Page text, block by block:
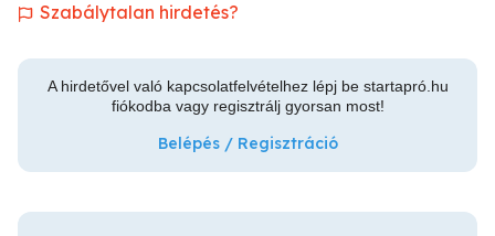
Szabálytalan hirdetés?
A hirdetővel való kapcsolatfelvételhez lépj be startapró.hu
fiókodba vagy regisztrálj gyorsan most!
Belépés / Regisztráció